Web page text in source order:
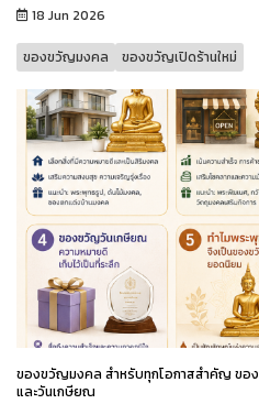
18 Jun 2026
ของขวัญมงคล ของขวัญเปิดร้านใหม่
ของขวัญมงคล สำหรับทุกโอกาสสำคัญ ของ
และวันเกษียณ